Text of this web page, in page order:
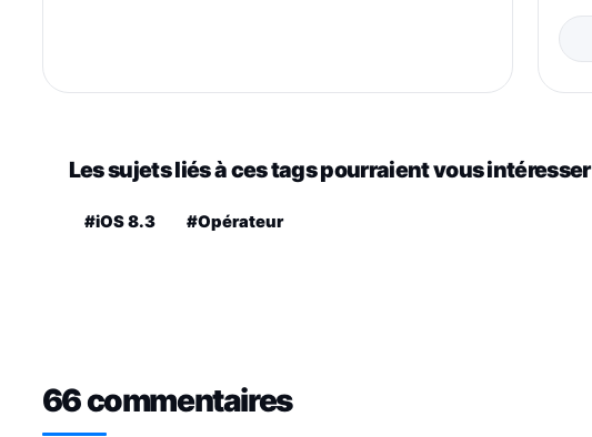
Les sujets liés à ces tags pourraient vous intéresser
#iOS 8.3 #Opérateur
66 commentaires